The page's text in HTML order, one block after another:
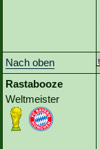
Nach oben
Rastabooze
Weltmeister